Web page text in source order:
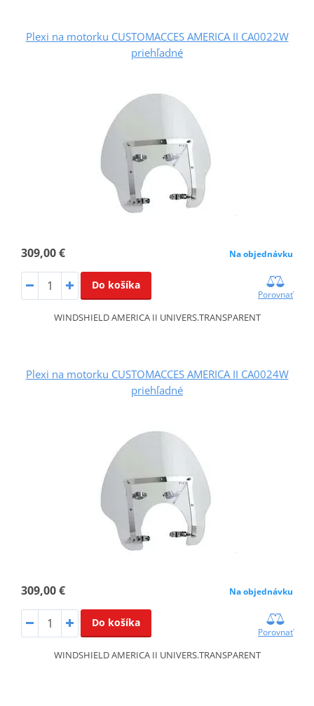
Plexi na motorku CUSTOMACCES AMERICA II CA0022W
priehľadné
309,00 € Na objednávku
Do košíka
Porovnať
WINDSHIELD AMERICA II UNIVERS.TRANSPARENT
Plexi na motorku CUSTOMACCES AMERICA II CA0024W
priehľadné
309,00 € Na objednávku
Do košíka
Porovnať
WINDSHIELD AMERICA II UNIVERS.TRANSPARENT